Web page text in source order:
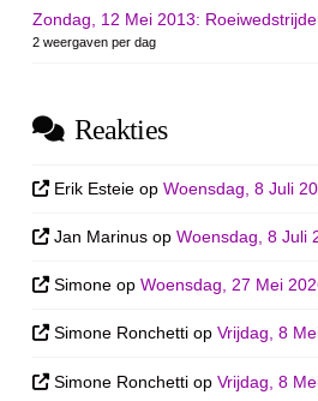
Zondag, 12 Mei 2013:
2 weergaven per dag
Reakties
Erik Esteie opWoensdag, 8 Juli
Jan Marinus opWoensdag, 8 Juli
Simone opWoensdag, 27 Mei
Simone Ronchetti opVrijdag, 8
Simone Ronchetti opVrijdag, 8